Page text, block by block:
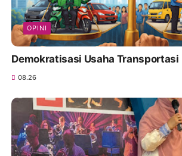
OPINI
Demokratisasi Usaha Transportasi
08.26